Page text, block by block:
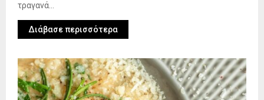
τραγανά...
Διάβασε περισσότερα